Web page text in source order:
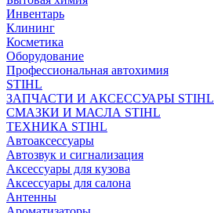
Инвентарь
Клининг
Косметика
Оборудование
Профессиональная автохимия
STIHL
ЗАПЧАСТИ И АКСЕССУАРЫ STIHL
СМАЗКИ И МАСЛА STIHL
ТЕХНИКА STIHL
Автоаксессуары
Автозвук и сигнализация
Аксессуары для кузова
Аксессуары для салона
Антенны